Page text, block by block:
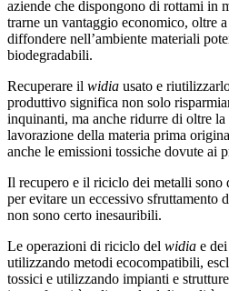
aziende che dispongono di rottami in
trarne un vantaggio economico, oltre
diffondere nell’ambiente materiali
biodegradabili.
Recuperare il widia usato e
produttivo significa non solo
inquinanti, ma anche ridurre di oltre la
lavorazione della materia prima
anche le emissioni tossiche dovute ai
Il recupero e il riciclo dei metalli sono
per evitare un eccessivo sfruttamento
non sono certo inesauribili.
Le operazioni di riciclo del widia e
utilizzando metodi ecocompatibili,
tossici e utilizzando impianti e